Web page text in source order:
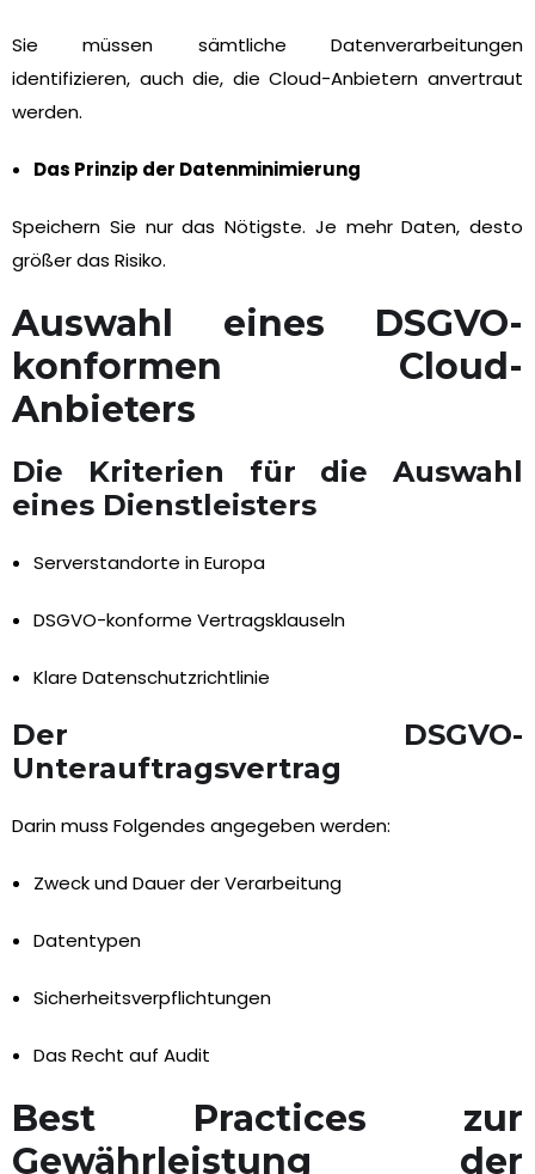
Sie müssen sämtliche Datenverarbeitungen
identifizieren, auch die, die Cloud-Anbietern anvertraut
werden.
Das Prinzip der Datenminimierung
Speichern Sie nur das Nötigste. Je mehr Daten, desto
größer das Risiko.
Auswahl eines DSGVO-
konformen Cloud-
Anbieters
Die Kriterien für die Auswahl
eines Dienstleisters
Serverstandorte in Europa
DSGVO-konforme Vertragsklauseln
Klare Datenschutzrichtlinie
Der DSGVO-
Unterauftragsvertrag
Darin muss Folgendes angegeben werden:
Zweck und Dauer der Verarbeitung
Datentypen
Sicherheitsverpflichtungen
Das Recht auf Audit
Best Practices zur
Gewährleistung der